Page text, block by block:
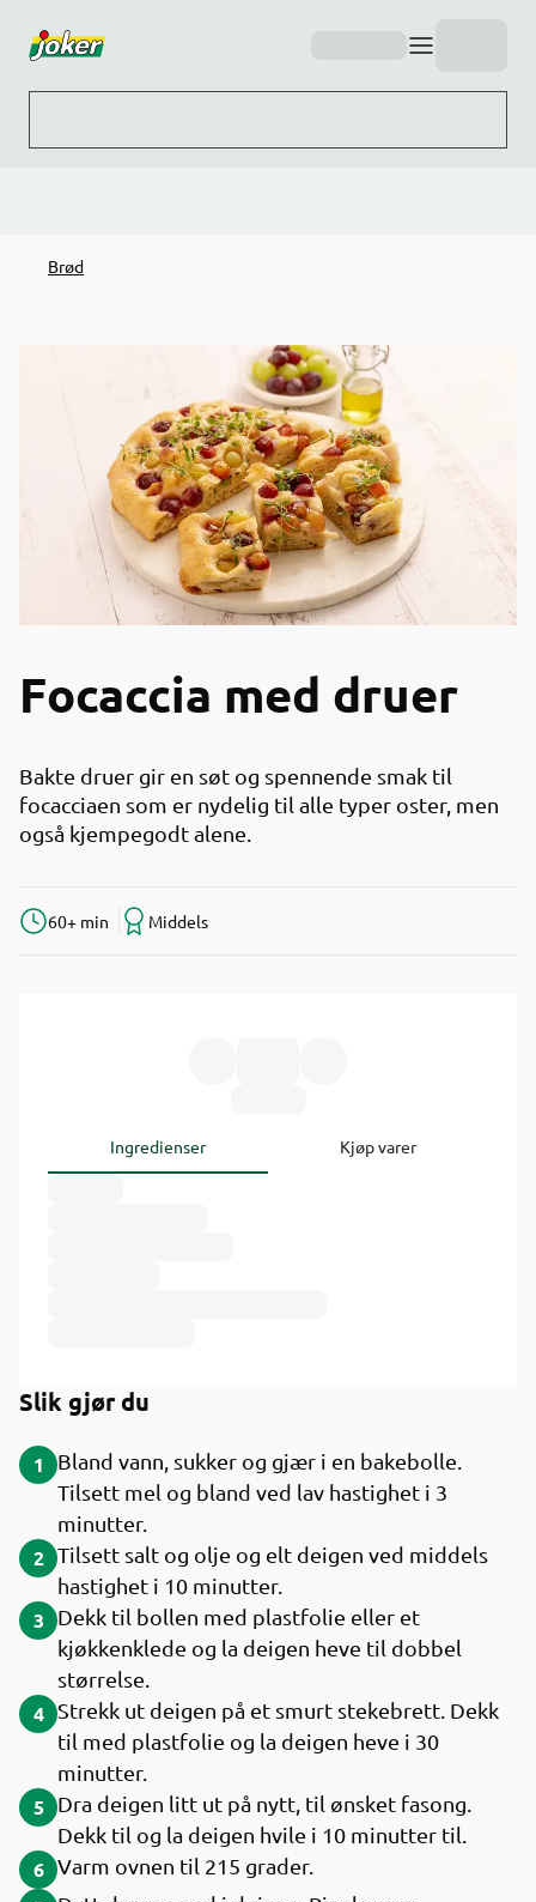
Brød
Focaccia med druer
Bakte druer gir en søt og spennende smak til
focacciaen som er nydelig til alle typer oster, men
også kjempegodt alene.
60+ min Middels
Ingredienser Kjøp varer
Slik gjør du
1
Bland vann, sukker og gjær i en bakebolle.
Tilsett mel og bland ved lav hastighet i 3
minutter.
2 Tilsett salt og olje og elt deigen ved middels
hastighet i 10 minutter.
3
Dekk til bollen med plastfolie eller et
kjøkkenklede og la deigen heve til dobbel
størrelse.
4 Strekk ut deigen på et smurt stekebrett. Dekk
til med plastfolie og la deigen heve i 30
minutter.
5 Dra deigen litt ut på nytt, til ønsket fasong.
Dekk til og la deigen hvile i 10 minutter til.
6 Varm ovnen til 215 grader.